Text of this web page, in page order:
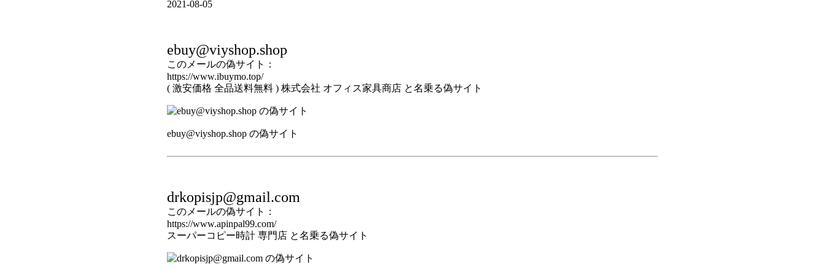
2021-08-05
ebuy@viyshop.shop
このメールの偽サイト：
https://www.ibuymo.top/
( 激安価格 全品送料無料 ) 株式会社 オフィス家具商店 と名乗る偽サイト
ebuy@viyshop.shop の偽サイト
drkopisjp@gmail.com
このメールの偽サイト：
https://www.apinpal99.com/
スーパーコピー時計 専門店 と名乗る偽サイト